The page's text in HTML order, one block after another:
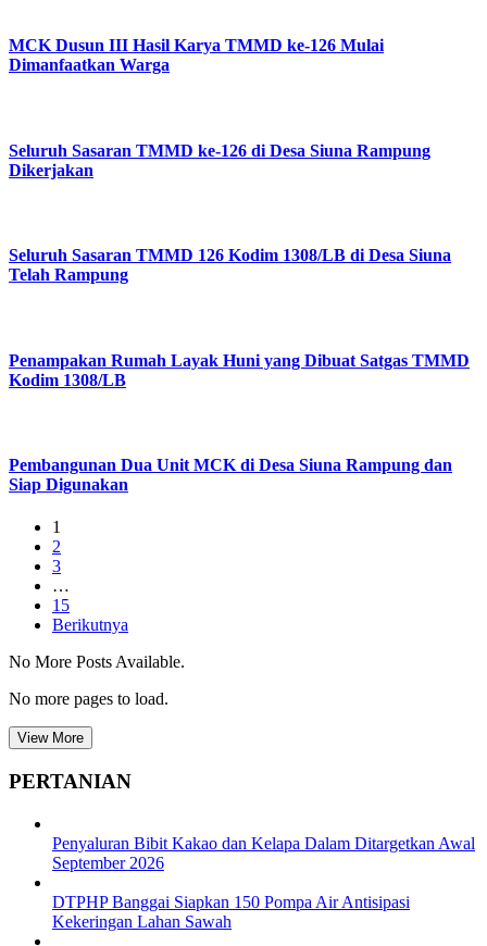
MCK Dusun III Hasil Karya TMMD ke-126 Mulai
Dimanfaatkan Warga
Seluruh Sasaran TMMD ke-126 di Desa Siuna Rampung
Dikerjakan
Seluruh Sasaran TMMD 126 Kodim 1308/LB di Desa Siuna
Telah Rampung
Penampakan Rumah Layak Huni yang Dibuat Satgas TMMD
Kodim 1308/LB
Pembangunan Dua Unit MCK di Desa Siuna Rampung dan
Siap Digunakan
1
2
3
…
15
Berikutnya
No More Posts Available.
No more pages to load.
View More
PERTANIAN
Penyaluran Bibit Kakao dan Kelapa Dalam Ditargetkan Awal
September 2026
DTPHP Banggai Siapkan 150 Pompa Air Antisipasi
Kekeringan Lahan Sawah